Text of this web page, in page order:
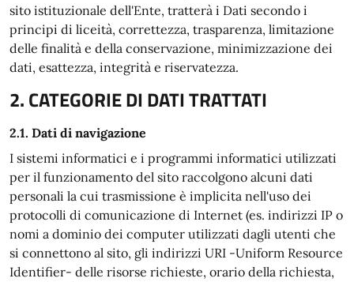
sito istituzionale dell'Ente, tratterà i Dati secondo i
principi di liceità, correttezza, trasparenza, limitazione
delle finalità e della conservazione, minimizzazione dei
dati, esattezza, integrità e riservatezza.
2. CATEGORIE DI DATI TRATTATI
2.1. Dati di navigazione
I sistemi informatici e i programmi informatici utilizzati
per il funzionamento del sito raccolgono alcuni dati
personali la cui trasmissione è implicita nell'uso dei
protocolli di comunicazione di Internet (es. indirizzi IP o
nomi a dominio dei computer utilizzati dagli utenti che
si connettono al sito, gli indirizzi URI -Uniform Resource
Identifier- delle risorse richieste, orario della richiesta,